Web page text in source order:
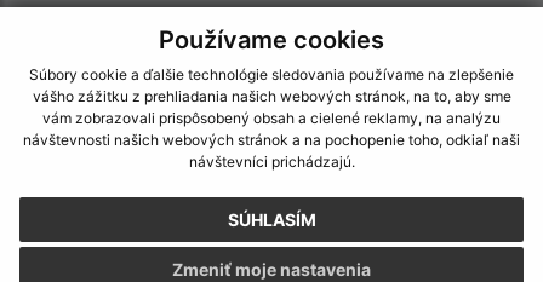
Používame cookies
Súbory cookie a ďalšie technológie sledovania používame na zlepšenie
vášho zážitku z prehliadania našich webových stránok, na to, aby sme
vám zobrazovali prispôsobený obsah a cielené reklamy, na analýzu
návštevnosti našich webových stránok a na pochopenie toho, odkiaľ naši
návštevníci prichádzajú.
SÚHLASÍM
Zmeniť moje nastavenia